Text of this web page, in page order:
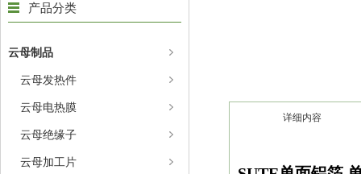
产品分类
云母制品
云母发热件
云母电热膜
云母绝缘子
云母加工片
详细内容